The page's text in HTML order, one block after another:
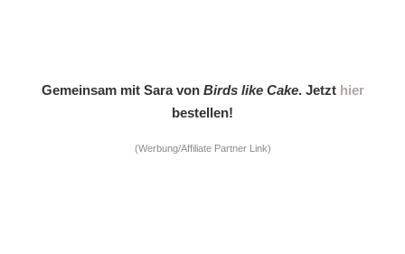
Gemeinsam mit Sara von Birds like Cake. Jetzt hier
bestellen!
(Werbung/Affiliate Partner Link)